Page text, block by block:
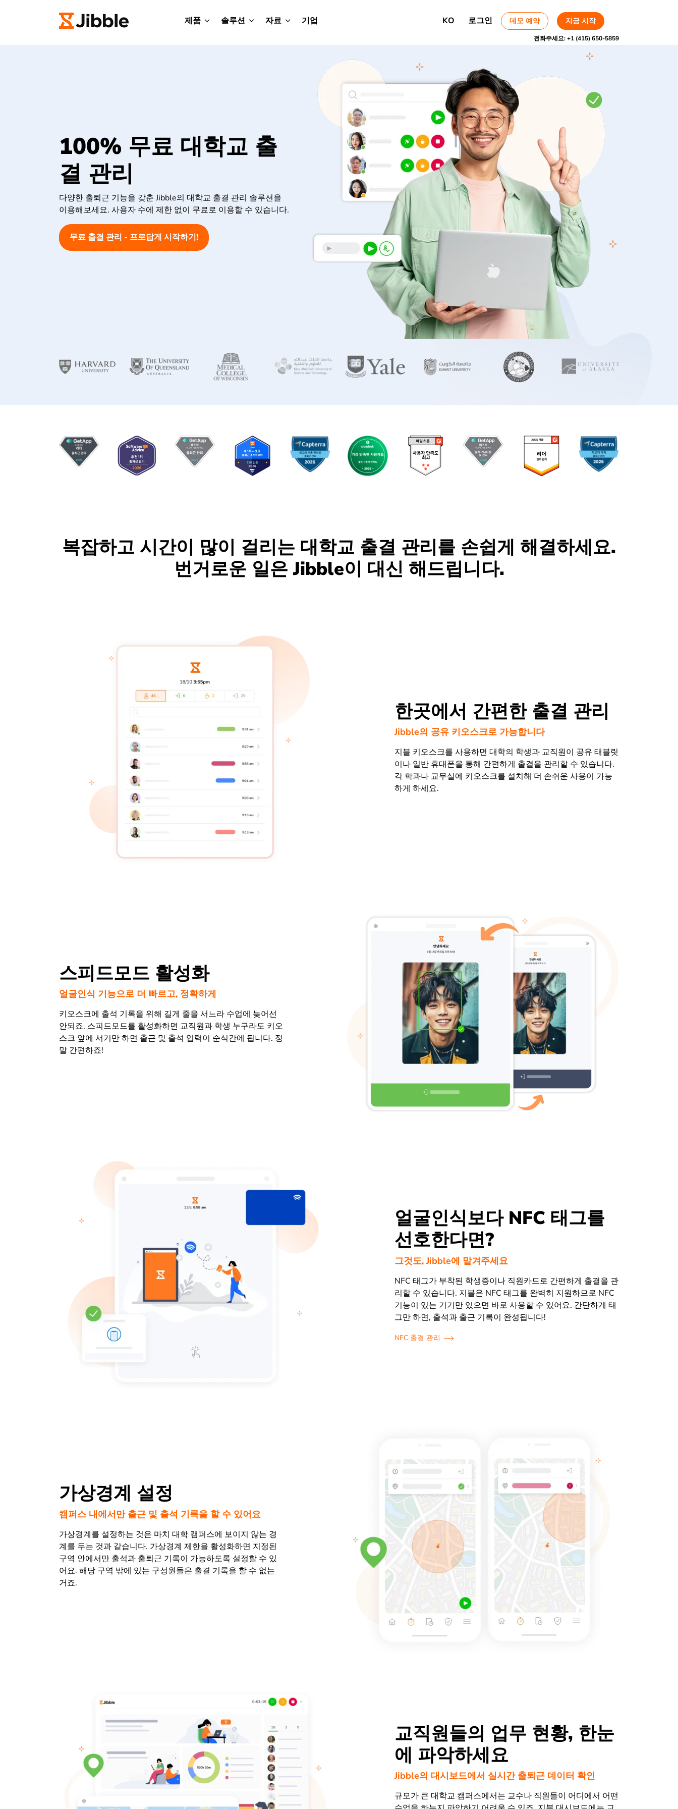
제품 솔루션 자료 기업 KO 로그인 데모 예약 지금 시작
전화주세요:+1 (415) 650-5859
100% 무료 대학교 출
결 관리
다양한 출퇴근 기능을 갖춘 Jibble의 대학교 출결 관리 솔루션을
이용해보세요. 사용자 수에 제한 없이 무료로 이용할 수 있습니다.
무료 출결 관리 - 프로답게 시작하기!
복잡하고 시간이 많이 걸리는 대학교 출결 관리를 손쉽게 해결하세요.
번거로운 일은 Jibble이 대신 해드립니다.
한곳에서 간편한 출결 관리
Jibble의 공유 키오스크로 가능합니다
지블 키오스크를 사용하면 대학의 학생과 교직원이 공유 태블릿
이나 일반 휴대폰을 통해 간편하게 출결을 관리할 수 있습니다.
각 학과나 교무실에 키오스크를 설치해 더 손쉬운 사용이 가능
하게 하세요.
스피드모드 활성화
얼굴인식 기능으로 더 빠르고, 정확하게
키오스크에 출석 기록을 위해 길게 줄을 서느라 수업에 늦어선
안되죠. 스피드모드를 활성화하면 교직원과 학생 누구라도 키오
스크 앞에 서기만 하면 출근 및 출석 입력이 순식간에 됩니다. 정
말 간편하죠!
얼굴인식보다 NFC 태그를
선호한다면?
그것도, Jibble에 맡겨주세요
NFC 태그가 부착된 학생증이나 직원카드로 간편하게 출결을 관
리할 수 있습니다. 지블은 NFC 태그를 완벽히 지원하므로 NFC
기능이 있는 기기만 있으면 바로 사용할 수 있어요. 간단하게 태
그만 하면, 출석과 출근 기록이 완성됩니다!
NFC 출결 관리
가상경계 설정
캠퍼스 내에서만 출근 및 출석 기록을 할 수 있어요
가상경계를 설정하는 것은 마치 대학 캠퍼스에 보이지 않는 경
계를 두는 것과 같습니다. 가상경계 제한을 활성화하면 지정된
구역 안에서만 출석과 출퇴근 기록이 가능하도록 설정할 수 있
어요. 해당 구역 밖에 있는 구성원들은 출결 기록을 할 수 없는
거죠.
교직원들의 업무 현황, 한눈
에 파악하세요
Jibble의 대시보드에서 실시간 출퇴근 데이터 확인
규모가 큰 대학교 캠퍼스에서는 교수나 직원들이 어디에서 어떤